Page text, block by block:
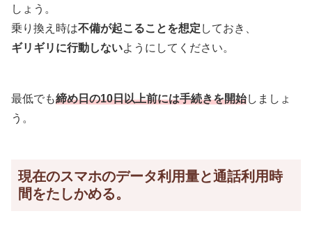
しょう。
乗り換え時は不備が起こることを想定 しておき、
ギリギリに行動しないようにしてください。
最低でも締め日の10日以上前には手続きを開始しましょ
う。
現在のスマホのデータ利用量と通話利用時
間をたしかめる。